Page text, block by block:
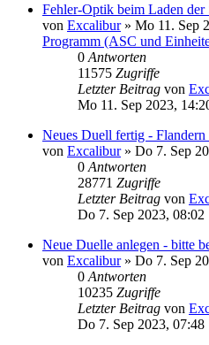
Fehler-Optik beim Laden der
von Excalibur» Mo 11. Sep
Programm (ASC und
0 Antworten
11575 Zugriffe
Letzter Beitrag von
Mo 11. Sep 2023,
Neues Duell fertig - Flandern
von Excalibur» Do 7. Sep
0 Antworten
28771 Zugriffe
Letzter Beitrag von
Do 7. Sep 2023, 08:02
Neue Duelle anlegen - bitte
von Excalibur» Do 7. Sep
0 Antworten
10235 Zugriffe
Letzter Beitrag von
Do 7. Sep 2023, 07:48